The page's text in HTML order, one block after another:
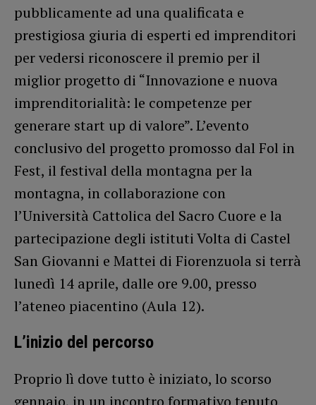
pubblicamente ad una qualificata e
prestigiosa giuria di esperti ed imprenditori
per vedersi riconoscere il premio per il
miglior progetto di “Innovazione e nuova
imprenditorialità: le competenze per
generare start up di valore”. L’evento
conclusivo del progetto promosso dal Fol in
Fest, il festival della montagna per la
montagna, in collaborazione con
l’Università Cattolica del Sacro Cuore e la
partecipazione degli istituti Volta di Castel
San Giovanni e Mattei di Fiorenzuola si terrà
lunedì 14 aprile, dalle ore 9.00, presso
l’ateneo piacentino (Aula 12).
L’inizio del percorso
Proprio lì dove tutto è iniziato, lo scorso
gennaio, in un incontro formativo tenuto